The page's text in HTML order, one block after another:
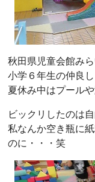
秋田県児童会館み
小学６年生の仲良
夏休み中はプール
ビックリしたのは
私なんか空き瓶に
のに・・・笑